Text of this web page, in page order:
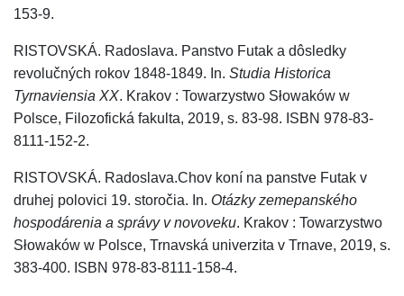
153-9.
RISTOVSKÁ. Radoslava. Panstvo Futak a dôsledky
revolučných rokov 1848-1849. In. Studia Historica
Tyrnaviensia XX. Krakov : Towarzystwo Słowaków w
Polsce, Filozofická fakulta, 2019, s. 83-98. ISBN 978-83-
8111-152-2.
RISTOVSKÁ. Radoslava.Chov koní na panstve Futak v
druhej polovici 19. storočia. In. Otázky zemepanského
hospodárenia a správy v novoveku. Krakov : Towarzystwo
Słowaków w Polsce, Trnavská univerzita v Trnave, 2019, s.
383-400. ISBN 978-83-8111-158-4.